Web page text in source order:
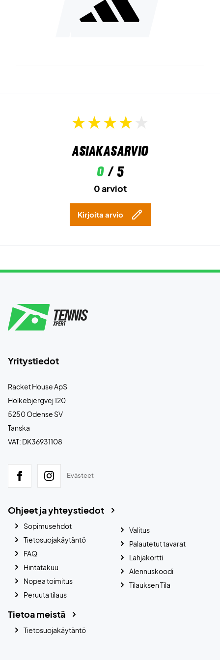
Asiakasarvio
0/ 5
0 arviot
Kirjoita arvio
Yritystiedot
Racket House ApS
Holkebjergvej 120
5250 Odense SV
Tanska
VAT: DK36931108
Evästeet
Ohjeet ja yhteystiedot
Sopimusehdot
Tietosuojakäytäntö
FAQ
Hintatakuu
Nopea toimitus
Peruuta tilaus
Valitus
Palautetut tavarat
Lahjakortti
Alennuskoodi
Tilauksen Tila
Tietoa meistä
Tietosuojakäytäntö